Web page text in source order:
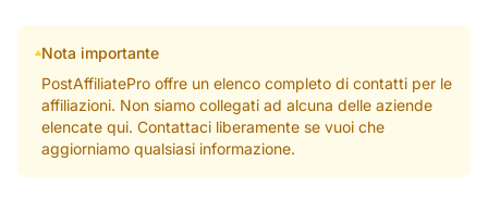
Nota importante
PostAffiliatePro offre un elenco completo di contatti per le
affiliazioni. Non siamo collegati ad alcuna delle aziende
elencate qui. Contattaci liberamente se vuoi che
aggiorniamo qualsiasi informazione.